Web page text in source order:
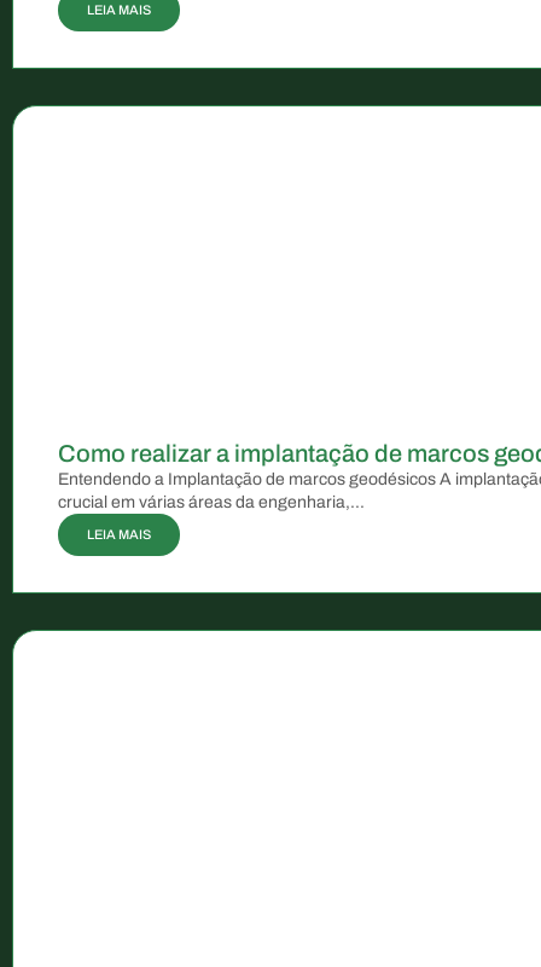
LEIA MAIS
Como realizar a implantação de marcos
Entendendo a Implantação de marcos geodésicos A
crucial em várias áreas da engenharia,...
LEIA MAIS